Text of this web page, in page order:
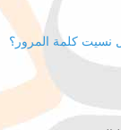
نسيت كلمة المرور؟